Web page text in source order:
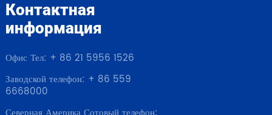
Контактная
информация
Офис Тел: + 86 21 5956 1526
Заводской телефон: + 86 559
6668000